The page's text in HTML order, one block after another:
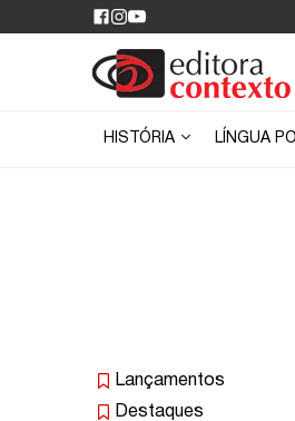
HISTÓRIA LÍNGUA
Lançamentos
Destaques